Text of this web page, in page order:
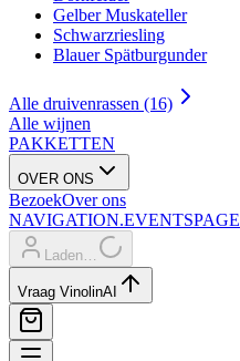
Gelber Muskateller
Schwarzriesling
Blauer Spätburgunder
Alle druivenrassen (16)
Alle wijnen
PAKKETTEN
OVER ONS
BezoekOver ons
NAVIGATION.EVENTSPAGE
Laden…
Vraag VinolinAI